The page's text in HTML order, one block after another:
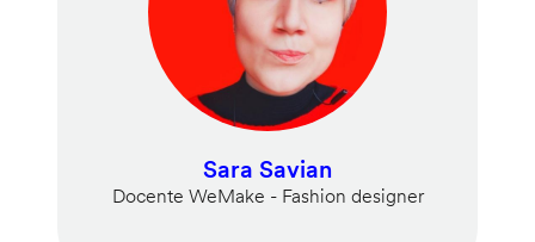
Sara Savian
Docente WeMake - Fashion designer